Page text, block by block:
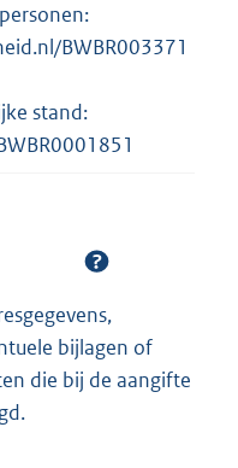
BWBR003371
stand:
bijlagen of
die bij de aangifte